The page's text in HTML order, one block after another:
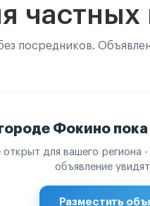
частных
посредников.
Фокино
открыт для вашего региона
объявление
Разместить